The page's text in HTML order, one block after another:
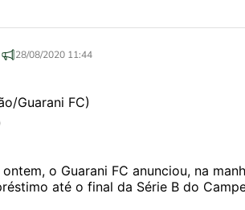
28/08/2020 11:44
o Guarani FC anunciou, na
até o final da Série B do